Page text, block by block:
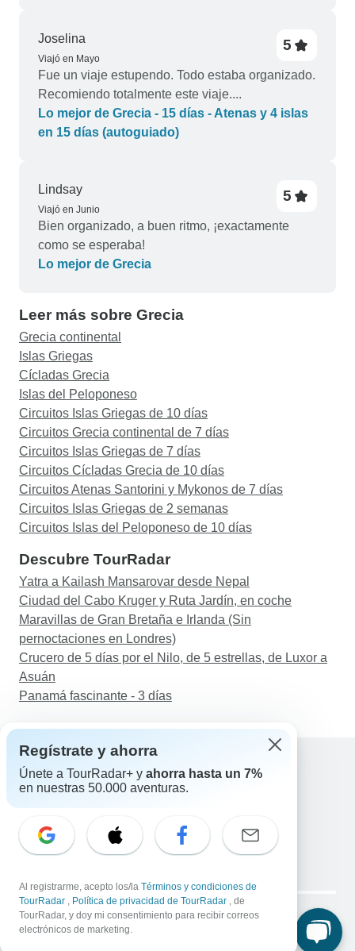
Joselina
Viajó en Mayo
5
Fue un viaje estupendo. Todo estaba organizado.
Recomiendo totalmente este viaje....
Lo mejor de Grecia - 15 días - Atenas y 4 islas
en 15 días (autoguiado)
Lindsay
Viajó en Junio
5
Bien organizado, a buen ritmo, ¡exactamente
como se esperaba!
Lo mejor de Grecia
Leer más sobre Grecia
Grecia continental
Islas Griegas
Cícladas Grecia
Islas del Peloponeso
Circuitos Islas Griegas de 10 días
Circuitos Grecia continental de 7 días
Circuitos Islas Griegas de 7 días
Circuitos Cícladas Grecia de 10 días
Circuitos Atenas Santorini y Mykonos de 7 días
Circuitos Islas Griegas de 2 semanas
Circuitos Islas del Peloponeso de 10 días
Descubre TourRadar
Yatra a Kailash Mansarovar desde Nepal
Ciudad del Cabo Kruger y Ruta Jardín, en coche
Maravillas de Gran Bretaña e Irlanda (Sin
pernoctaciones en Londres)
Crucero de 5 días por el Nilo, de 5 estrellas, de Luxor a
Asuán
Panamá fascinante - 3 días
Ayuda
Correo electrónico: support@tourradar.com
Selecciona el idioma
Copyright © TourRadar. Todos los derechos reservados.
Aviso legal Política de privacidad
Cookies
Regístrate y ahorra
Únete a TourRadar+ y ahorra hasta un 7%
en nuestras 50.000 aventuras.
Al registrarme, acepto los/la Términos y condiciones de
TourRadar , Política de privacidad de TourRadar , de
TourRadar, y doy mi consentimiento para recibir correos
electrónicos de marketing.